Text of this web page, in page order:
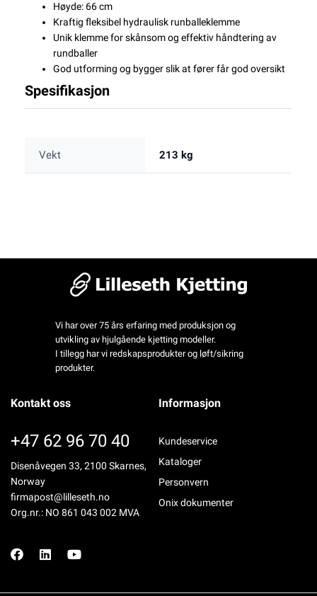
Høyde: 66 cm
Kraftig fleksibel hydraulisk runballeklemme
Unik klemme for skånsom og effektiv håndtering av
rundballer
God utforming og bygger slik at fører får god oversikt
Spesifikasjon
Vekt 213 kg
Vi har over 75 års erfaring med produksjon og
utvikling av hjulgående kjetting modeller.
I tillegg har vi redskapsprodukter og løft/sikring
produkter.
Kontakt oss
+47 62 96 70 40
Disenåvegen 33, 2100 Skarnes,
Norway
firmapost@lilleseth.no
Org.nr.: NO 861 043 002 MVA
Informasjon
Kundeservice
Kataloger
Personvern
Onix dokumenter